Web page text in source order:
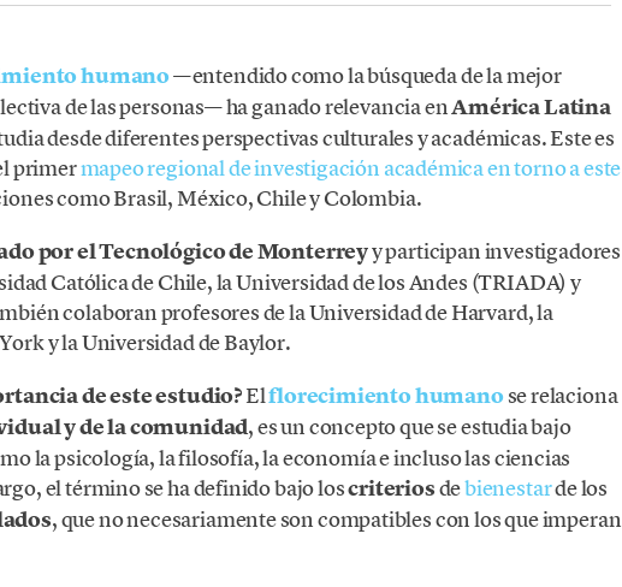
humano—entendido como la búsqueda de la mejor
de las personas— ha ganado relevancia enAmérica Latina
desde diferentes perspectivas culturales y académicas. Este es
primermapeo regional de investigación académica en torno a este
como Brasil, México, Chile y Colombia.
por el Tecnológico de Monterreyy participan investigadores
Católica de Chile, la Universidad de los Andes (TRIADA) y
colaboran profesores de la Universidad de Harvard, la
y la Universidad de Baylor.
de este estudio?Elflorecimiento humanose relaciona
y de la comunidad, es un concepto que se estudia bajo
la psicología, la filosofía, la economía e incluso las ciencias
el término se ha definido bajo loscriteriosdebienestarde los
, que no necesariamente son compatibles con los que imperan